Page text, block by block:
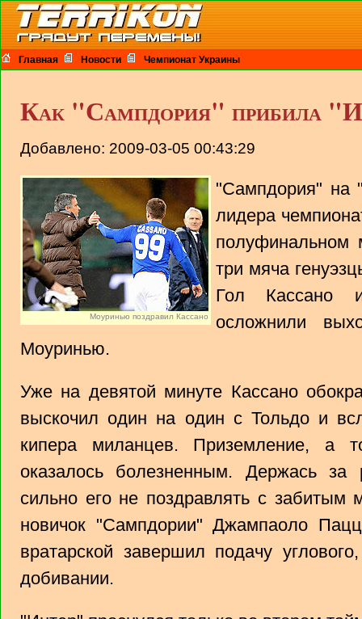
Главная Новости Чемпионат Украины
Как "Сампдория" прибила
Добавлено: 2009-03-05 00:43:29
Моуринью поздравил Кассано
"Сампдория" на
лидера
полуфинальном
три мяча
Гол Кассано
осложнили
Моуринью.
Уже на девятой минуте Кассано
выскочил один на один с Тольдо и
кипера миланцев. Приземление, а
оказалось болезненным. Держась за
сильно его не поздравлять с
новичок "Сампдории" Джампаоло
вратарской завершил подачу
добивании.